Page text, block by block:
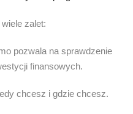
zalet:
pozwala na sprawdzenie
finansowych.
chcesz i gdzie chcesz.